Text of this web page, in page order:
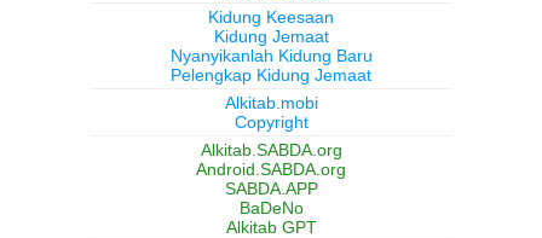
Kidung Keesaan
Kidung Jemaat
Nyanyikanlah Kidung Baru
Pelengkap Kidung Jemaat
Alkitab.mobi
Copyright
Alkitab.SABDA.org
Android.SABDA.org
SABDA.APP
BaDeNo
Alkitab GPT